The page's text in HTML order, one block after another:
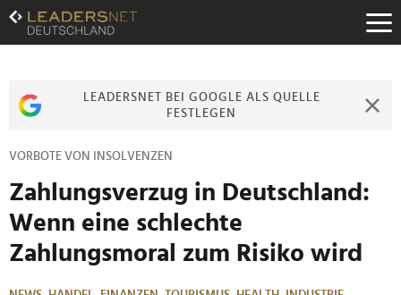
Zum
Inhalt
Zur
Zur
LEADERSNET BEI GOOGLE ALS QUELLE
FESTLEGEN
VORBOTE VON INSOLVENZEN
Zahlungsverzug in Deutschland:
Wenn eine schlechte
Zahlungsmoral zum Risiko wird